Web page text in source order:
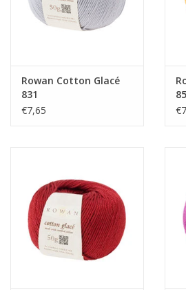
Rowan Cotton Glacé
831
€7,65